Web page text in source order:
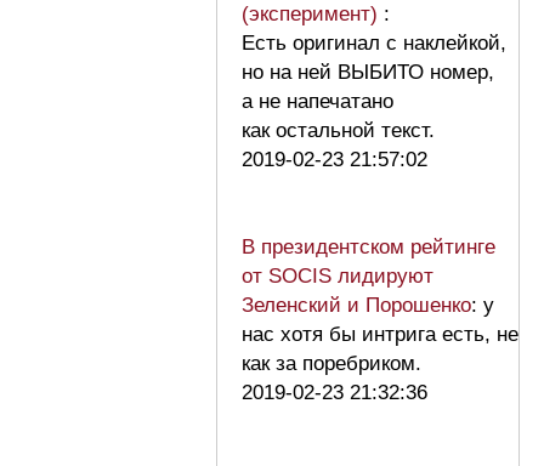
(эксперимент) :
Есть оригинал с наклейкой,
но на ней ВЫБИТО номер,
а не напечатано
как остальной текст.
2019-02-23 21:57:02
В президентском рейтинге
от SOCIS лидируют
Зеленский и Порошенко: у
нас хотя бы интрига есть, не
как за поребриком.
2019-02-23 21:32:36